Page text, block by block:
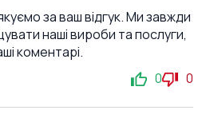
за ваш відгук. Ми завжди
наші вироби та послуги,
коментарі.
0 0